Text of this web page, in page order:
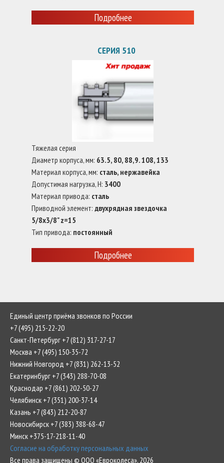
Подробнее
СЕРИЯ 510
Тяжелая серия
Диаметр корпуса, мм: 63.5, 80, 88,9. 108, 133
Материал корпуса, мм: сталь, нержавейка
Допустимая нагрузка, Н: 3400
Материал привода: сталь
Приводной элемент: двухрядная звездочка
5/8x3/8" z=15
Тип привода: постоянный
Подробнее
Единый центр приёма звонков по России
+7 (495) 215-22-20
Санкт-Петербург +7 (812) 317-27-17
Москва +7 (495) 150-35-72
Нижний Новгород +7 (831) 262-13-52
Екатеринбург +7 (343) 288-70-08
Краснодар +7 (861) 202-50-27
Челябинск +7 (351) 200-37-14
Казань +7 (843) 212-20-87
Новосибирск +7 (383) 388-68-47
Минск +375-17-218-11-40
Согласие на обработку персональных данных
Все права защищены © ООО «Евроколеса», 2026